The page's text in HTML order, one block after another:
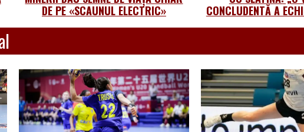
DE PE «SCAUNUL ELECTRIC»
CONCLUDENTĂ A